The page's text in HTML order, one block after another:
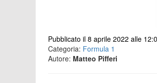
Pubblicato il 8 aprile 2022 alle
Categoria: Formula 1
Autore: Matteo Pifferi